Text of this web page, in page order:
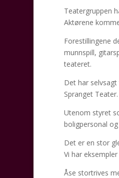
Teatergruppen
Aktørene
Forestillingene
munnspill,
teateret.
Det har
Spranget Teater.
Utenom styret
boligpersonal
Det er en stor
Vi har
Åse stortrives